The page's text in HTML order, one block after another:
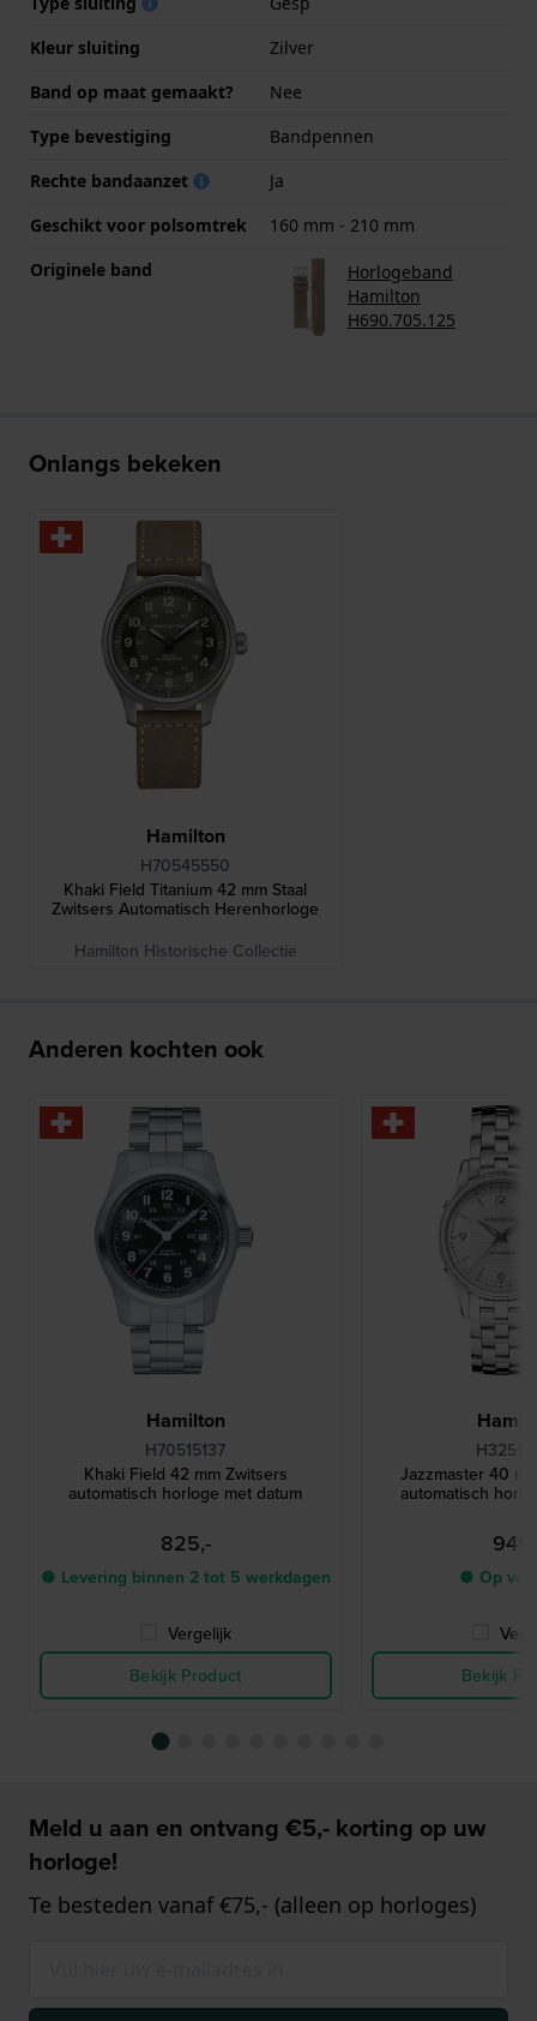
Kleur sluiting
Zilver
Band op maat gemaakt?
Nee
Type bevestiging
Bandpennen
Rechte bandaanzet
Ja
Geschikt voor polsomtrek
160 mm - 210 mm
Originele band
Horlogeband
Hamilton
H690.705.125
Onlangs bekeken
Hamilton
H70545550
Khaki Field Titanium 42 mm Staal
Zwitsers Automatisch Herenhorloge
Hamilton Historische Collectie
Anderen kochten ook
Hamilton
H70515137
Khaki Field 42 mm Zwitsers
automatisch horloge met datum
825,-
● Levering binnen 2 tot 5 werkdagen
Vergelijk
Bekijk Product
Jazzmaster 40
automatisch
● Op
Bekijk
Meld u aan en ontvang €5,- korting op uw
horloge!
Te besteden vanaf €75,- (alleen op horloges)